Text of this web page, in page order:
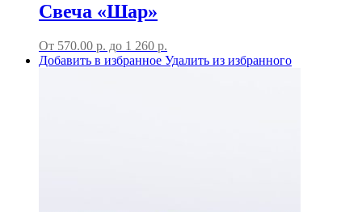
Свеча «Шар»
От 570.00 р. до 1 260 р.
Добавить в избранное Удалить из избранного